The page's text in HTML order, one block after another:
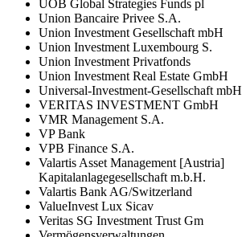
UOB Global Strategies Funds pl
Union Bancaire Privee S.A.
Union Investment Gesellschaft mbH
Union Investment Luxembourg S.
Union Investment Privatfonds
Union Investment Real Estate GmbH
Universal-Investment-Gesellschaft mbH
VERITAS INVESTMENT GmbH
VMR Management S.A.
VP Bank
VPB Finance S.A.
Valartis Asset Management [Austria]
Kapitalanlagegesellschaft m.b.H.
Valartis Bank AG/Switzerland
ValueInvest Lux Sicav
Veritas SG Investment Trust Gm